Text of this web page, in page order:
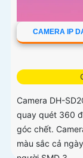
CAMERA IP
Camera DH-
quay quét 360
góc chết.
màu sắc cả